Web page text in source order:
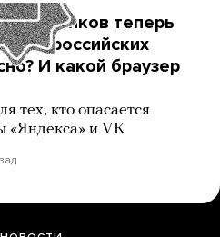
банков теперь
в российских
И какой браузер
тех, кто опасается
«Яндекса» и VK